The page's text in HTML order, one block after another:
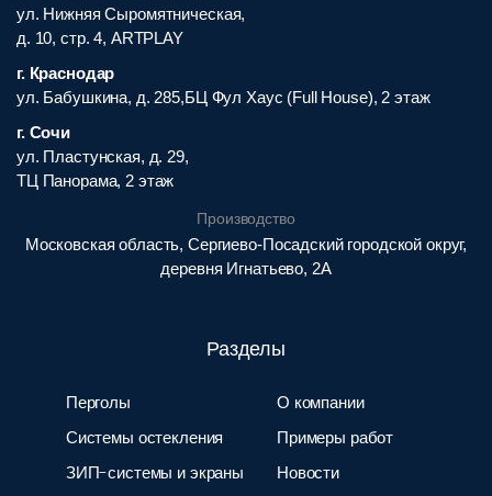
Разделы
Перголы
Системы остекления
ЗИП-системы и экраны
О компании
Примеры работ
Новости
ул. Нижняя Сыромятническая,
д. 10, стр. 4, ARTPLAY
г. Краснодар
ул. Бабушкина, д. 285,БЦ Фул Хаус (Full House), 2 этаж
г. Сочи
ул. Пластунская, д. 29,
ТЦ Панорама, 2 этаж
Производство
Московская область, Сергиево-Посадский городской округ,
деревня Игнатьево, 2А